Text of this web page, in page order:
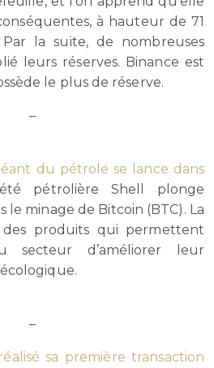
à hauteur de 71
la suite, de nombreuses
leurs réserves. Binance est
le plus de réserve.
–
du pétrole se lance dans
pétrolière Shell plonge
le minage de Bitcoin (BTC). La
des produits qui permettent
secteur d’améliorer leur
–
sa première transaction